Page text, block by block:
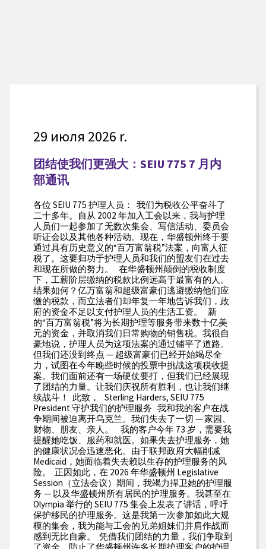
29 июля 2026 r.
团结使我们更强大：SEIU 775 7 月内
部通讯
各位 SEIU 775 护理人员： 我们为税收公平奋斗了
二十多年。自从 2002 年加入工会以来，我与护理
人员们一起参加了无数次集会、写信活动、委员会
听证会以及其他各种活动。现在，华盛顿州终于要
通过具有历史意义的“百万富翁税”法案，向富人征
税了。这要归功于护理人员和我们的盟友们在过去
和现在所做的努力。 在华盛顿州颠倒的税收制度
下，工薪阶层缴纳的税款比例远高于最富有的人。
结果如何？亿万富翁和超级富豪们逃避缴纳他们应
缴的税款，而立法者们却年复一年地告诉我们，政
府的资金不足以支付护理人员的生活工资。 新
的“百万富翁税”将为长期护理等服务带来数十亿美
元的资金，并取消我们日常购物的销售税。我很自
豪地说，护理人员为这项法案的通过铺平了道路。
但我们还没到终点 — 超级富豪们已经开始竭尽全
力，试图在今年晚些时候的投票中挑战这项税收提
案。我们面前还有一场硬仗要打，但我们已经展现
了团结的力量。让我们庆祝所有胜利，也让我们继
续战斗！ 此致， Sterling Harders, SEIU 775
President 守护我们的护理服务 我和我的客户在战
争期间被迫离开乌克兰。我们失去了一切 — 家园、
财物、朋友、亲人。 我的客户今年 73 岁，需要我
提醒她吃饭、服药和就医。如果失去护理服务，她
的健康状况会迅速恶化。由于联邦政府大幅削减
Medicaid，她面临着失去赖以生存的护理服务的风
险。 正因如此，在 2026 年华盛顿州 Legislative
Session（立法会议）期间，我竭力捍卫她的护理服
务 — 以及华盛顿州所有居民的护理服务。我甚至在
Olympia 举行的 SEIU 775 集会上发表了讲话，呼吁
保护移民的护理服务。这是我第一次参加如此大规
模的集会，我为能与工会的兄弟姐妹们并肩作战而
感到无比自豪。 凭借我们团结的力量，我们争取到